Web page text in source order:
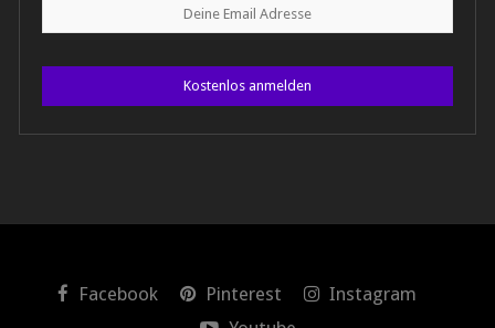
Kostenlos anmelden
Facebook Pinterest
Instagram